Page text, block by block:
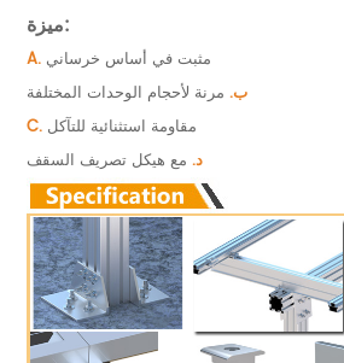
ميزة:
A. مثبت في أساس خرساني
ب. مرنة لأحجام الوحدات المختلفة
C. مقاومة استثنائية للتآكل
د. مع هيكل تصريف السقف